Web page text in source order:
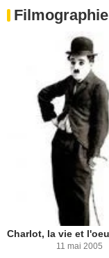
Filmographie
11 mai 2005